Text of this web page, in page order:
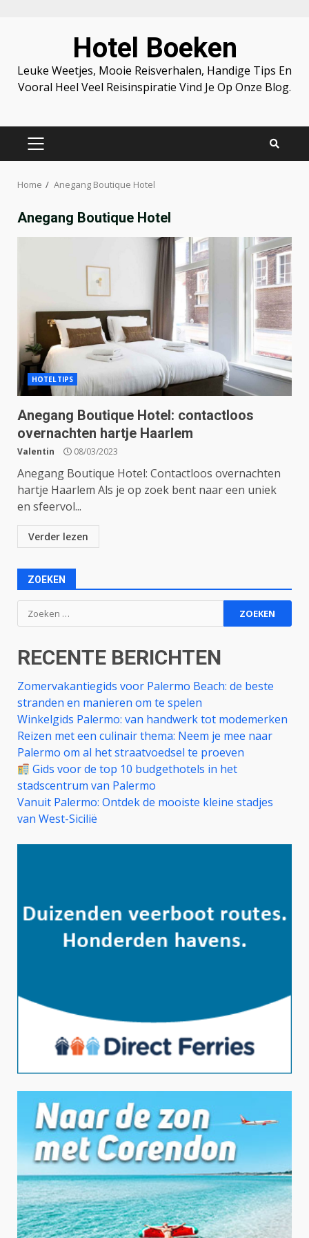
Hotel Boeken
Leuke Weetjes, Mooie Reisverhalen, Handige Tips En
Vooral Heel Veel Reisinspiratie Vind Je Op Onze Blog.
PRIMARY
Home Anegang Boutique Hotel
Anegang Boutique Hotel
HOTELTIPS
Anegang Boutique Hotel: contactloos
overnachten hartje Haarlem
Valentin 08/03/2023
Anegang Boutique Hotel: Contactloos overnachten
hartje Haarlem Als je op zoek bent naar een uniek
en sfeervol...
Verder lezen
ZOEKEN
Zoeken
naar:
RECENTE BERICHTEN
Zomervakantiegids voor Palermo Beach: de beste
stranden en manieren om te spelen
Winkelgids Palermo: van handwerk tot modemerken
Reizen met een culinair thema: Neem je mee naar
Palermo om al het straatvoedsel te proeven
Gids voor de top 10 budgethotels in het
stadscentrum van Palermo
Vanuit Palermo: Ontdek de mooiste kleine stadjes
van West-Sicilië